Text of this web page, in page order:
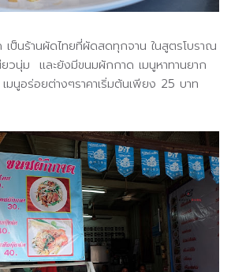
ป็นร้านผัดไทยที่ผัดสดทุกจาน ในสูตรโบราณ
ยวนุ่ม และยังมีขนมผักกาด เมนูหาทานยาก
มนูอร่อยต่างๆราคาเริ่มต้นเพียง 25 บาท